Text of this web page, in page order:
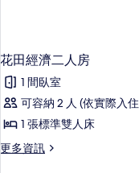
花田經濟二人房
1 間臥室
可容納 2 人 (依實際入
1 張標準雙人床
更多資訊
更